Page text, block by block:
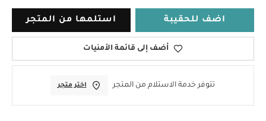
اضف للحقيبة استلمها من المتجر
أضف إلى قائمة الأمنيات
تتوفر خدمة الاستلام من المتجر اختر متجر